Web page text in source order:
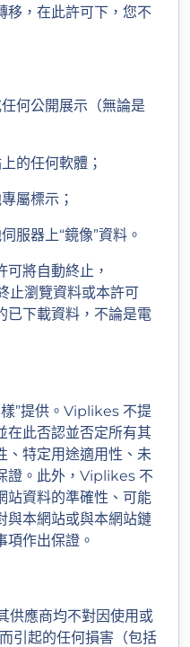
移，在此許可下，您不
何公開展示（無論是
的任何軟體；
屬標示；
服器上“鏡像”資料。
將自動終止，
止瀏覽資料或本許可
已下載資料，不論是電
”提供。Viplikes 不提
在此否認並否定所有其
、特定用途適用性、未
證。此外，Viplikes 不
站資料的準確性、可能
與本網站或與本網站鏈
項作出保證。
供應商均不對因使用或
引起的任何損害（包括